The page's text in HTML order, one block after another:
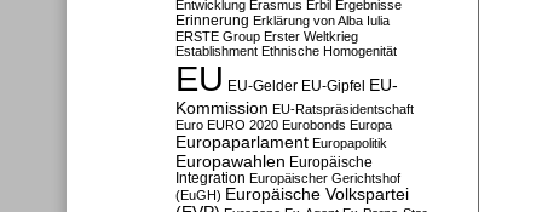
Entwicklung Erasmus Erbil Ergebnisse
Erinnerung Erklärung von Alba Iulia
ERSTE Group Erster Weltkrieg
Establishment Ethnische Homogenität
EU EU-Gelder EU-Gipfel EU-
Kommission EU-Ratspräsidentschaft
Euro EURO 2020 Eurobonds Europa
Europaparlament Europapolitik
Europawahlen Europäische
Integration Europäischer Gerichtshof
(EuGH) Europäische Volkspartei